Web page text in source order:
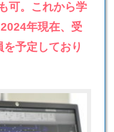
可。これから学
年現在、受
予定しており